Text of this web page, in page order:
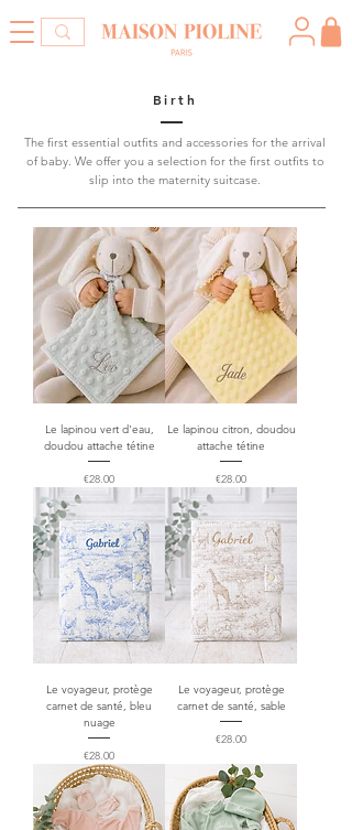
Birth
The first essential outfits and accessories for the arrival
of baby. We offer you a selection for the first outfits to
slip into the maternity suitcase.
Le lapinou vert d'eau,
doudou attache tétine
Price
€28.00
Le lapinou citron, doudou
attache tétine
Price
€28.00
Le voyageur, protège
carnet de santé, bleu
nuage
Price
€28.00
Le voyageur, protège
carnet de santé, sable
Price
€28.00